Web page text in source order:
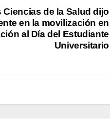
Ciencias de la Salud dijo
en la movilización en
al Día del Estudiante
Universitario